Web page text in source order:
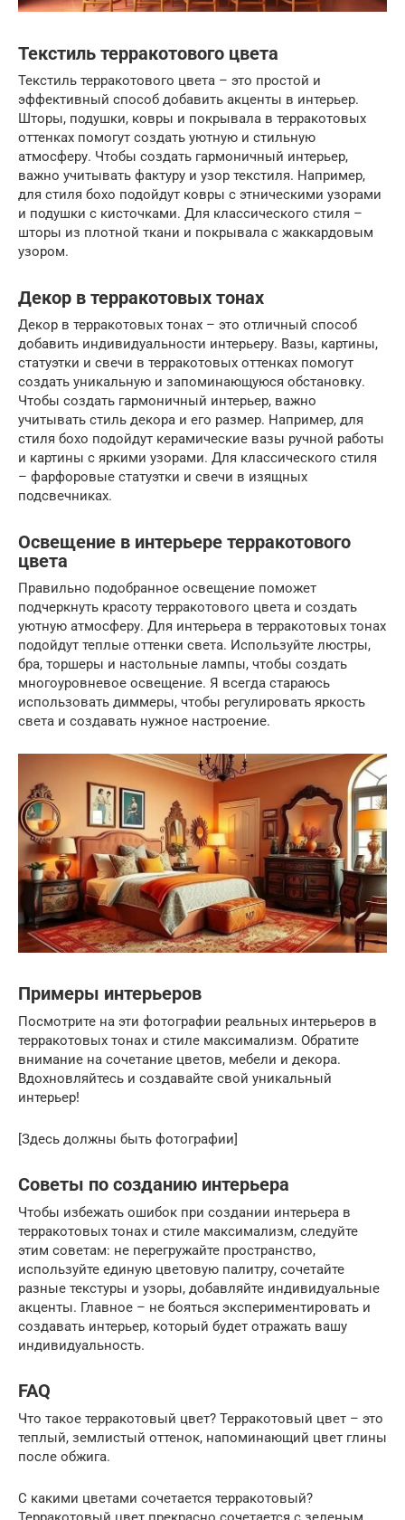
Текстиль терракотового цвета
Текстиль терракотового цвета – это простой и
эффективный способ добавить акценты в интерьер.
Шторы, подушки, ковры и покрывала в терракотовых
оттенках помогут создать уютную и стильную
атмосферу. Чтобы создать гармоничный интерьер,
важно учитывать фактуру и узор текстиля. Например,
для стиля бохо подойдут ковры с этническими узорами
и подушки с кисточками. Для классического стиля –
шторы из плотной ткани и покрывала с жаккардовым
узором.
Декор в терракотовых тонах
Декор в терракотовых тонах – это отличный способ
добавить индивидуальности интерьеру. Вазы, картины,
статуэтки и свечи в терракотовых оттенках помогут
создать уникальную и запоминающуюся обстановку.
Чтобы создать гармоничный интерьер, важно
учитывать стиль декора и его размер. Например, для
стиля бохо подойдут керамические вазы ручной работы
и картины с яркими узорами. Для классического стиля
– фарфоровые статуэтки и свечи в изящных
подсвечниках.
Освещение в интерьере терракотового
цвета
Правильно подобранное освещение поможет
подчеркнуть красоту терракотового цвета и создать
уютную атмосферу. Для интерьера в терракотовых тонах
подойдут теплые оттенки света. Используйте люстры,
бра, торшеры и настольные лампы, чтобы создать
многоуровневое освещение. Я всегда стараюсь
использовать диммеры, чтобы регулировать яркость
света и создавать нужное настроение.
Примеры интерьеров
Посмотрите на эти фотографии реальных интерьеров в
терракотовых тонах и стиле максимализм. Обратите
внимание на сочетание цветов, мебели и декора.
Вдохновляйтесь и создавайте свой уникальный
интерьер!
[Здесь должны быть фотографии]
Советы по созданию интерьера
Чтобы избежать ошибок при создании интерьера в
терракотовых тонах и стиле максимализм, следуйте
этим советам: не перегружайте пространство,
используйте единую цветовую палитру, сочетайте
разные текстуры и узоры, добавляйте индивидуальные
акценты. Главное – не бояться экспериментировать и
создавать интерьер, который будет отражать вашу
индивидуальность.
FAQ
Что такое терракотовый цвет? Терракотовый цвет – это
теплый, землистый оттенок, напоминающий цвет глины
после обжига.
С какими цветами сочетается терракотовый?